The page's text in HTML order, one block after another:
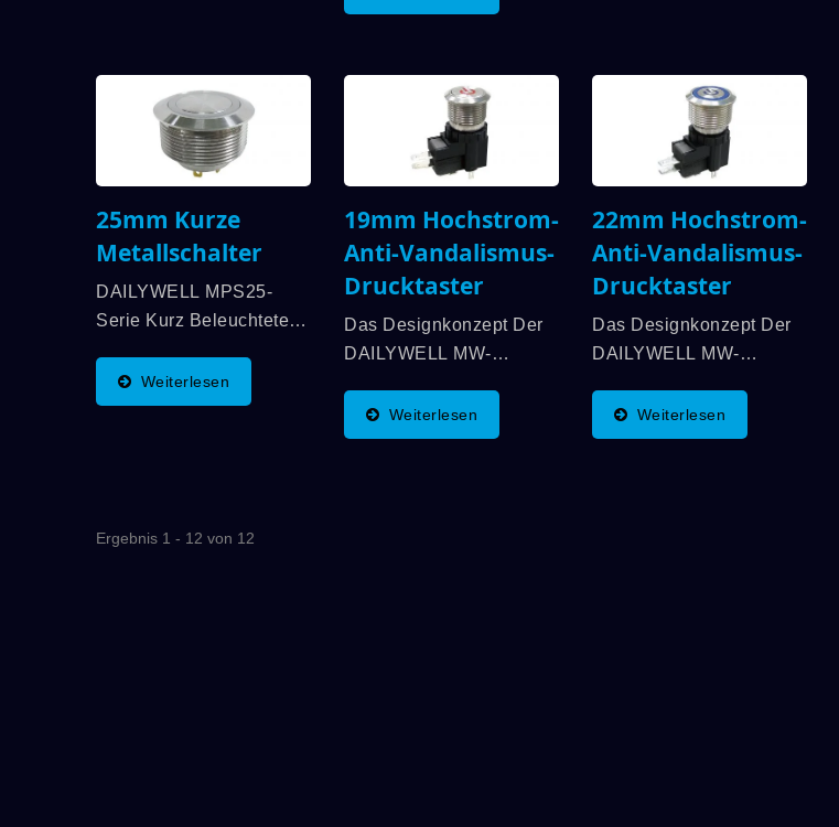
Standards Und Haben
Eine Lange
Lebensdauer...
Eine Bewertung Von
Die Besonderen
Merkmale Sind IP67-
Zertifiziert Und Eine
Lange Lebensdauer...
Elektrische Lebensdauer
Von Bis Zu 200.000
Zyklen....
25mm Kurze
Metallschalter
DAILYWELL MPS25-
Serie Kurz Beleuchtete
Bieten Eine Lange
Lebenserwartung,
Von Bis Zu 200.000
Weiterlesen
19mm Hochstrom-
Anti-Vandalismus-
Drucktaster
Das Designkonzept Der
DAILYWELL MW-
(Hochstrom-Anti-
Vandalenschalter)
Weiterlesen
22mm Hochstrom-
Anti-Vandalismus-
Drucktaster
Das Designkonzept Der
DAILYWELL MW-
(Hochstrom-Anti-
Vandalenschalter)
Weiterlesen
Ergebnis 1 - 12 von 12
7M-Serie MPB-Serie